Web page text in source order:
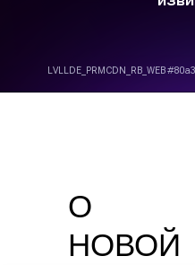
О
НОВОЙ